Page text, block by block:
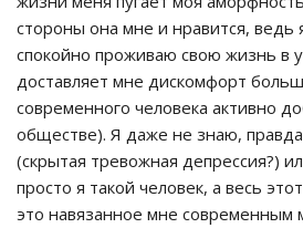
стороны она мне и нравится, ведь
спокойно проживаю свою жизнь в
доставляет мне дискомфорт
современного человека активно
обществе). Я даже не знаю,
(скрытая тревожная депрессия?)
просто я такой человек, а весь
это навязанное мне современным